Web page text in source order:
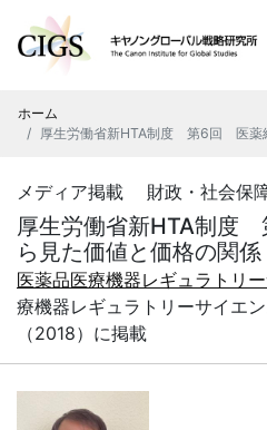
ホーム
厚生労働省新HTA制度 第6回 医薬
メディア掲載 財政・社会
厚生労働省新HTA制
ら見た価値と価格の関係
医薬品医療機器レギュラトリ
療機器レギュラトリーサイエ
（2018）に掲載